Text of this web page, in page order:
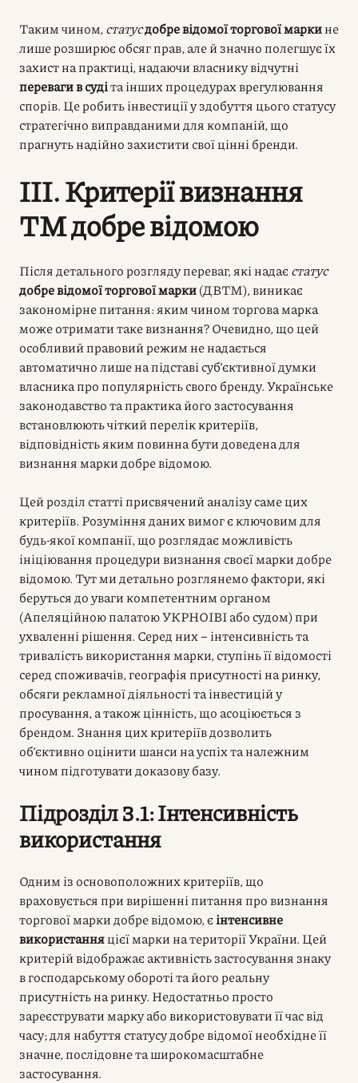
Таким чином, статусдобре відомої торгової маркине
лише розширює обсяг прав, але й значно полегшує їх
захист на практиці, надаючи власнику відчутні
переваги в судіта інших процедурах врегулювання
спорів. Це робить інвестиції у здобуття цього статусу
стратегічно виправданими для компаній, що
прагнуть надійно захистити свої цінні бренди.
III. Критерії визнання
ТМ добре відомою
Після детального розгляду переваг, які надає статус
добре відомої торгової марки(ДВТМ), виникає
закономірне питання: яким чином торгова марка
може отримати таке визнання? Очевидно, що цей
особливий правовий режим не надається
автоматично лише на підставі суб’єктивної думки
власника про популярність свого бренду. Українське
законодавство та практика його застосування
встановлюють чіткий перелік критеріїв,
відповідність яким повинна бути доведена для
визнання марки добре відомою.
Цей розділ статті присвячений аналізу саме цих
критеріїв. Розуміння даних вимог є ключовим для
будь-якої компанії, що розглядає можливість
ініціювання процедури визнання своєї марки добре
відомою. Тут ми детально розглянемо фактори, які
беруться до уваги компетентним органом
(Апеляційною палатою УКРНОІВІ або судом) при
ухваленні рішення. Серед них – інтенсивність та
тривалість використання марки, ступінь її відомості
серед споживачів, географія присутності на ринку,
обсяги рекламної діяльності та інвестицій у
просування, а також цінність, що асоціюється з
брендом. Знання цих критеріїв дозволить
об’єктивно оцінити шанси на успіх та належним
чином підготувати доказову базу.
Підрозділ 3.1: Інтенсивність
використання
Одним із основоположних критеріїв, що
враховується при вирішенні питання про визнання
торгової марки добре відомою, є інтенсивне
використанняцієї марки на території України. Цей
критерій відображає активність застосування знаку
в господарському обороті та його реальну
присутність на ринку. Недостатньо просто
зареєструвати марку або використовувати її час від
часу; для набуття статусу добре відомої необхідне її
значне, послідовне та широкомасштабне
застосування.